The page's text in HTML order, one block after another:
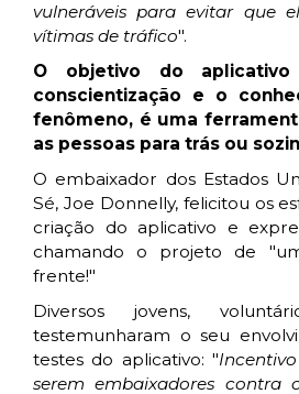
vulneráveis para evitar que
vítimas de tráfico".
O objetivo do
conscientização e o
fenômeno, é uma
as pessoas para trás ou
O embaixador dos Estados
Sé, Joe Donnelly, felicitou os
criação do aplicativo e
chamando o projeto de
frente!"
Diversos jovens,
testemunharam o seu
testes do aplicativo: "
serem embaixadores contra